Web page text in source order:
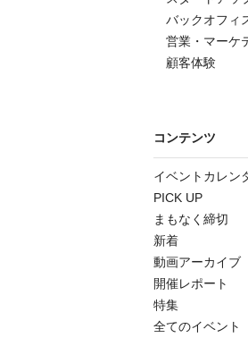
バックオフィ
営業・マーケ
顧客体験
コンテンツ
イベントカレン
PICK UP
まもなく締切
新着
動画アーカイブ
開催レポート
特集
全てのイベント